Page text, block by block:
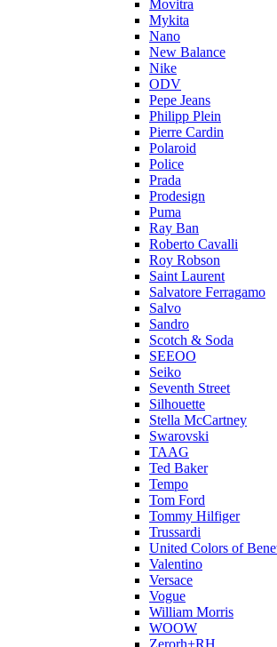
Movitra
Mykita
Nano
New Balance
Nike
ODV
Pepe Jeans
Philipp Plein
Pierre Cardin
Polaroid
Police
Prada
Prodesign
Puma
Ray Ban
Roberto Cavalli
Roy Robson
Saint Laurent
Salvatore Ferragamo
Salvo
Sandro
Scotch & Soda
SEEOO
Seiko
Seventh Street
Silhouette
Stella McCartney
Swarovski
TAAG
Ted Baker
Tempo
Tom Ford
Tommy Hilfiger
Trussardi
United Colors of
Valentino
Versace
Vogue
William Morris
WOOW
Zerorh+RH